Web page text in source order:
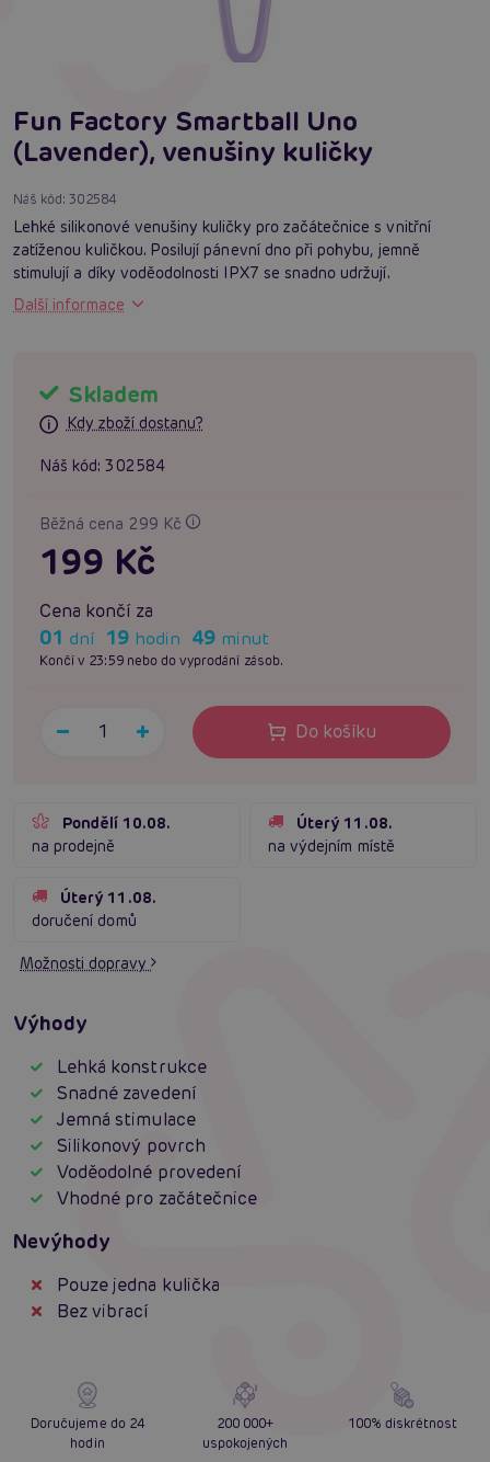
Fun Factory Smartball Uno
(Lavender), venušiny kuličky
Náš kód:302584
Lehké silikonové venušiny kuličky pro začátečnice s vnitřní
zatíženou kuličkou. Posilují pánevní dno při pohybu, jemně
stimulují a díky voděodolnosti IPX7 se snadno udržují.
Další informace
Skladem
Kdy zboží dostanu?
Náš kód: 302584
Běžná cena 299 Kč
199 Kč
Cena končí za
01 dní 19 hodin 49 minut
Končí v 23:59 nebo do vyprodání zásob.
Do košíku
Pondělí 10.08.
na prodejně
Úterý 11.08.
na výdejním místě
Úterý 11.08.
doručení domů
Možnosti dopravy
Výhody
Lehká konstrukce
Snadné zavedení
Jemná stimulace
Silikonový povrch
Voděodolné provedení
Vhodné pro začátečnice
Nevýhody
Pouze jedna kulička
Bez vibrací
Doručujeme do 24
hodin
200 000+
uspokojených
100% diskrétnost